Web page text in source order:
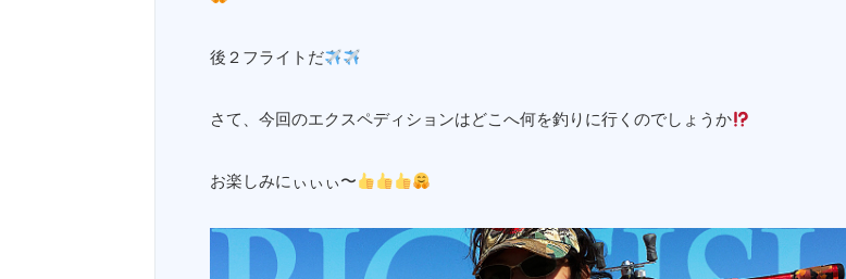
後２フライトだ
さて、今回のエクスペディションはどこへ何を釣りに行くのでしょうか
お楽しみにぃぃぃ〜